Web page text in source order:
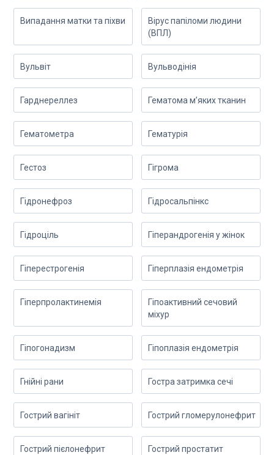
Випадання матки та піхви
Вірус папіломи людини
(ВПЛ)
Вульвіт Вульводінія
Гарднереллез Гематома м’яких тканин
Гематометра Гематурія
Гестоз Гігрома
Гідронефроз Гідросальпінкс
Гідроціль Гіперандрогенія у жінок
Гіперестрогенія Гіперплазія ендометрія
Гіперпролактинемія
Гіпоактивний сечовий
міхур
Гіпогонадизм Гіпоплазія ендометрія
Гнійні рани Гостра затримка сечі
Гострий вагініт Гострий гломерулонефрит
Гострий пієлонефрит Гострий простатит